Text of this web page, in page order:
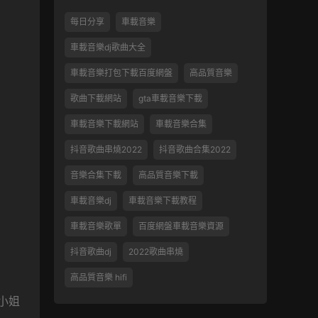
姐
每日分享 車載音樂
車載音樂dj歌曲大全
車載音樂打包下載百度網盤 高品質音樂
歌曲下載網站 gta車載音樂下載
車載音樂下載網站 車載音樂合集
抖音歌曲串燒2022 抖音歌曲合集2022
音樂合集下載 高品質音樂下載
車載音樂dj 車載音樂下載教程
車載音樂歌單 百度網盤車載音樂資源
抖音歌曲dj 2022歌曲串燒
高品質音樂 hifi